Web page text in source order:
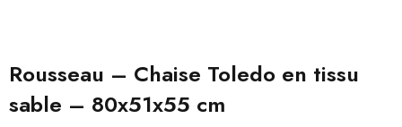
Rousseau – Chaise Toledo en tissu
sable – 80x51x55 cm